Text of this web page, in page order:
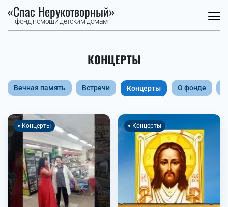
«Спас Нерукотворный»
фонд помощи детским домам
КОНЦЕРТЫ
Вечная память Встречи Концерты О фонде
Концерты Концерты